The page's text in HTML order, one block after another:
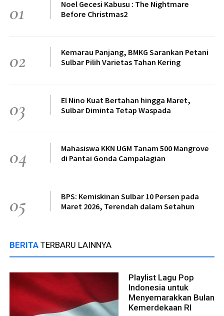
01
Noel Gecesi Kabusu : The Nightmare
Before Christmas2
02
Kemarau Panjang, BMKG Sarankan Petani
Sulbar Pilih Varietas Tahan Kering
03
El Nino Kuat Bertahan hingga Maret,
Sulbar Diminta Tetap Waspada
04
Mahasiswa KKN UGM Tanam 500 Mangrove
di Pantai Gonda Campalagian
05
BPS: Kemiskinan Sulbar 10 Persen pada
Maret 2026, Terendah dalam Setahun
BERITA TERBARU LAINNYA
Playlist Lagu Pop
Indonesia untuk
Menyemarakkan Bulan
Kemerdekaan RI